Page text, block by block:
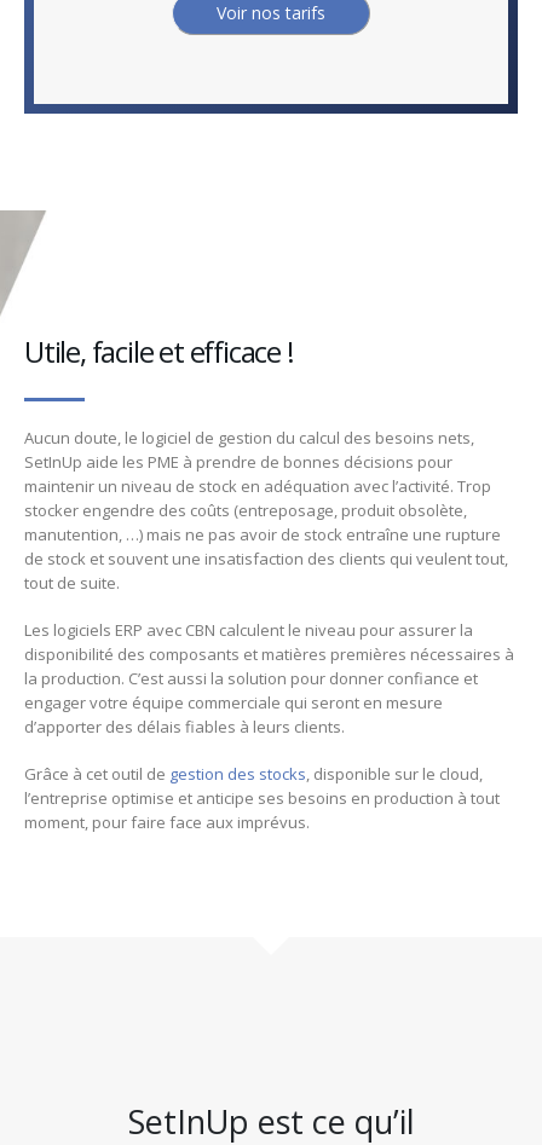
Voir nos tarifs
Utile, facile et efficace !
Aucun doute, le logiciel de gestion du calcul des besoins nets,
SetInUp aide les PME à prendre de bonnes décisions pour
maintenir un niveau de stock en adéquation avec l’activité. Trop
stocker engendre des coûts (entreposage, produit obsolète,
manutention, …) mais ne pas avoir de stock entraîne une rupture
de stock et souvent une insatisfaction des clients qui veulent tout,
tout de suite.
Les logiciels ERP avec CBN calculent le niveau pour assurer la
disponibilité des composants et matières premières nécessaires à
la production. C’est aussi la solution pour donner confiance et
engager votre équipe commerciale qui seront en mesure
d’apporter des délais fiables à leurs clients.
Grâce à cet outil de gestion des stocks , disponible sur le cloud,
l’entreprise optimise et anticipe ses besoins en production à tout
moment, pour faire face aux imprévus.
SetInUp est ce qu’il